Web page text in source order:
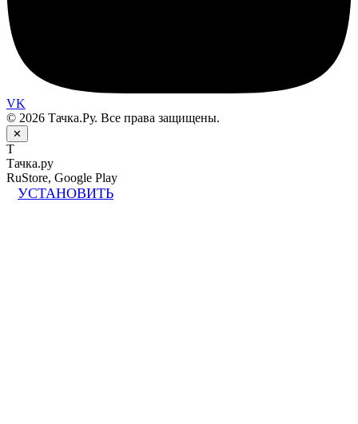
VK
© 2026 Тачка.Ру. Все права защищены.
✕
Т
Тачка.ру
RuStore, Google Play
УСТАНОВИТЬ